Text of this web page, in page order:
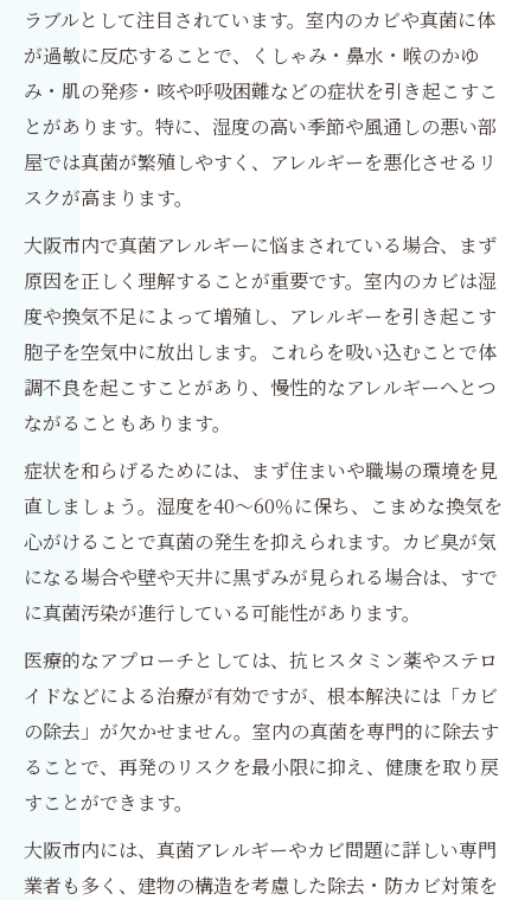
ラブルとして注目されています。室内のカビや真菌に体
が過敏に反応することで、くしゃみ・鼻水・喉のかゆ
み・肌の発疹・咳や呼吸困難などの症状を引き起こすこ
とがあります。特に、湿度の高い季節や風通しの悪い部
屋では真菌が繁殖しやすく、アレルギーを悪化させるリ
スクが高まります。
大阪市内で真菌アレルギーに悩まされている場合、まず
原因を正しく理解することが重要です。室内のカビは湿
度や換気不足によって増殖し、アレルギーを引き起こす
胞子を空気中に放出します。これらを吸い込むことで体
調不良を起こすことがあり、慢性的なアレルギーへとつ
ながることもあります。
症状を和らげるためには、まず住まいや職場の環境を見
直しましょう。湿度を40〜60％に保ち、こまめな換気を
心がけることで真菌の発生を抑えられます。カビ臭が気
になる場合や壁や天井に黒ずみが見られる場合は、すで
に真菌汚染が進行している可能性があります。
医療的なアプローチとしては、抗ヒスタミン薬やステロ
イドなどによる治療が有効ですが、根本解決には「カビ
の除去」が欠かせません。室内の真菌を専門的に除去す
ることで、再発のリスクを最小限に抑え、健康を取り戻
すことができます。
大阪市内には、真菌アレルギーやカビ問題に詳しい専門
業者も多く、建物の構造を考慮した除去・防カビ対策を